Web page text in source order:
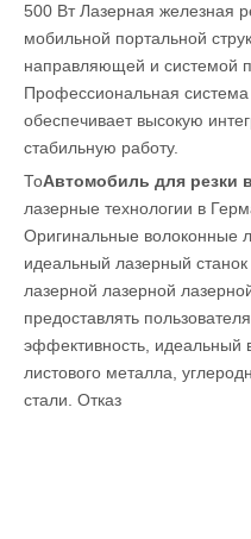
500 Вт Лазерная железная
мобильной портальной
направляющей и системой
Профессиональная
обеспечивает высокую
стабильную работу.
ТоАвтомобиль для резки
лазерные технологии в
Оригинальные волоконные
идеальный лазерный
лазерной лазерной
предоставлять
эффективность, идеальный
листового металла,
стали. Отказ